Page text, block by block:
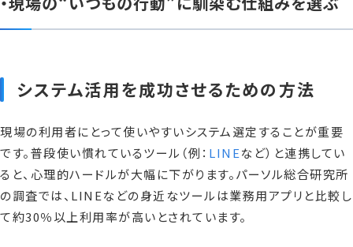
システム活用を成功させるための方法
現場の利用者にとって使いやすいシステム選定することが重要
です。普段使い慣れているツール（例： LINEなど）と連携してい
ると、心理的ハードルが大幅に下がります。パーソル総合研究所
の調査では、LINEなどの身近なツールは業務用アプリと比較し
て約30％以上利用率が高いとされています。